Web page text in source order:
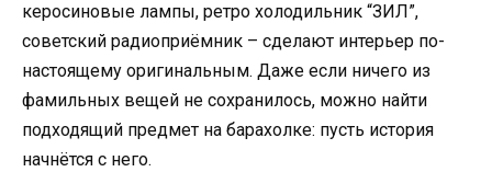
керосиновые лампы, ретро холодильник “ЗИЛ”,
советский радиоприёмник – сделают интерьер по-
настоящему оригинальным. Даже если ничего из
фамильных вещей не сохранилось, можно найти
подходящий предмет на барахолке: пусть история
начнётся с него.